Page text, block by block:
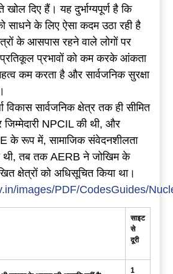
खोल दिए हैं। यह दुर्भाग्यपूर्ण है कि
साधने के लिए ऐसा कदम उठा रही है
के आसपास रहने वाले लोगों पर
प्रतिकूल प्रभावों को कम करके आंकता
कम करता है और सार्वजनिक सुरक्षा
सार्वजनिक क्षेत्र तक ही सीमित
NPCIL की थी, और
के रूप में, सामाजिक संवेदनशीलता
थी, तब तक AERB ने जोखिम के
क्षेत्रों को अधिसूचित किया था।
images/PDF/CodesGuides/
साइट
से
दूरी
1